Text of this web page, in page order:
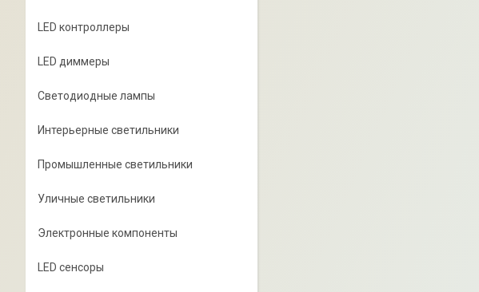
LED контроллеры
LED диммеры
Светодиодные лампы
Интерьерные светильники
Промышленные светильники
Уличные светильники
Электронные компоненты
LED сенсоры